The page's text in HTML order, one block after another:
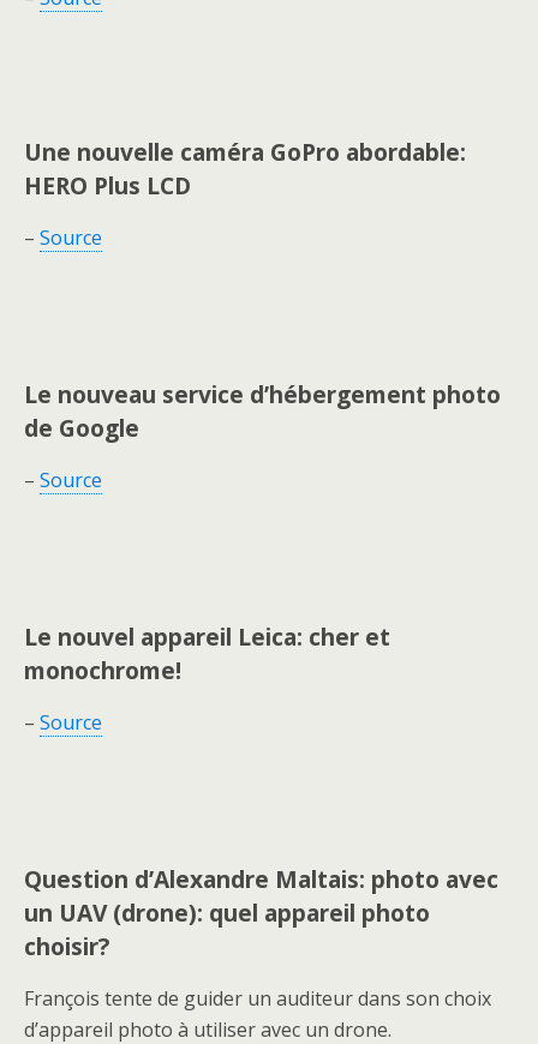
Une nouvelle caméra GoPro abordable:
HERO Plus LCD
– Source
Le nouveau service d’hébergement photo
de Google
– Source
Le nouvel appareil Leica: cher et
monochrome!
– Source
Question d’Alexandre Maltais: photo avec
un UAV (drone): quel appareil photo
choisir?
François tente de guider un auditeur dans son choix
d’appareil photo à utiliser avec un drone.